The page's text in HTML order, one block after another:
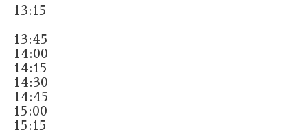
13:15
13:45
14:00
14:15
14:30
14:45
15:00
15:15